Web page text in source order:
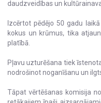
daudzveidības un
Izcērtot pēdējo 50 gadu
kokus un krūmus, tika
platībā.
Pļavu uzturēšana tiek
nodrošinot noganīšanu un
Tāpat vērtēšanas komisija